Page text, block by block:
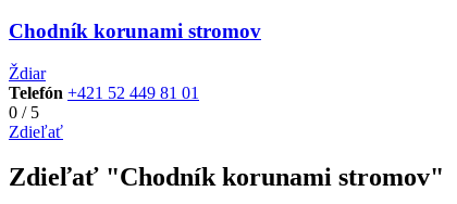
Chodník korunami stromov
Ždiar
Telefón +421 52 449 81 01
0 /5
Zdieľať
Zdieľať "Chodník korunami stromov"